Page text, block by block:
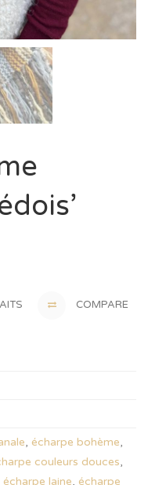
COMPARE
, écharpe bohème,
couleurs douces,
écharpe laine, écharpe